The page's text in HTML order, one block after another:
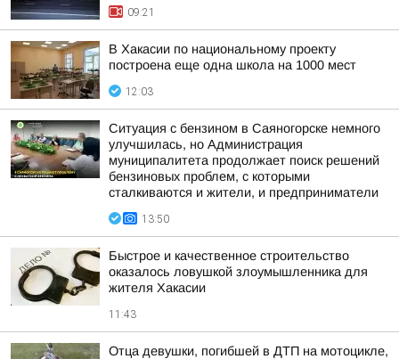
09:21
В Хакасии по национальному проекту
построена еще одна школа на 1000 мест
12:03
Ситуация с бензином в Саяногорске немного
улучшилась, но Администрация
муниципалитета продолжает поиск решений
бензиновых проблем, с которыми
сталкиваются и жители, и предприниматели
13:50
Быстрое и качественное строительство
оказалось ловушкой злоумышленника для
жителя Хакасии
11:43
Отца девушки, погибшей в ДТП на мотоцикле,